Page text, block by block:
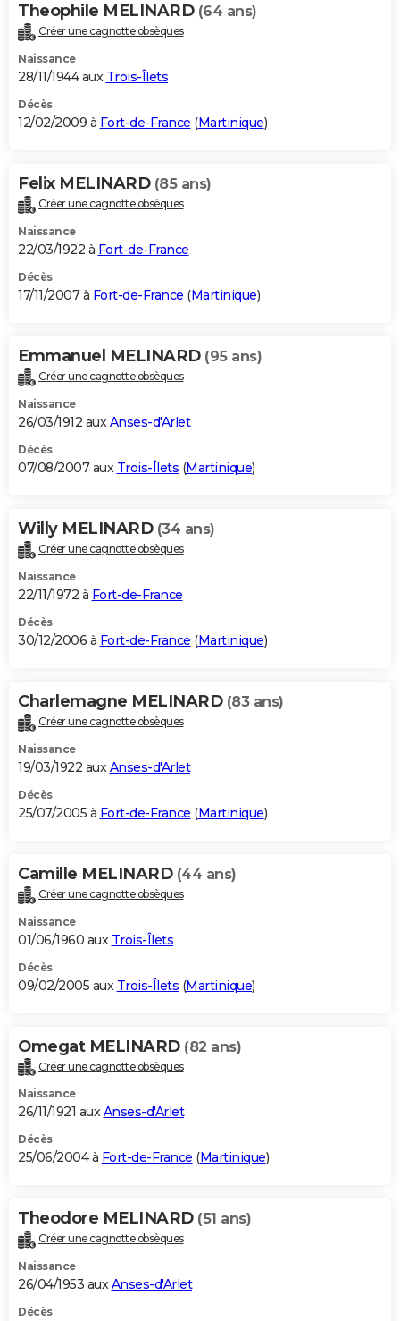
Theophile MELINARD (64 ans)
Créer une cagnotte obsèques
Naissance
28/11/1944 aux Trois-Îlets
Décès
12/02/2009 à Fort-de-France (Martinique)
Felix MELINARD (85 ans)
Créer une cagnotte obsèques
Naissance
22/03/1922 à Fort-de-France
Décès
17/11/2007 à Fort-de-France (Martinique)
Emmanuel MELINARD (95 ans)
Créer une cagnotte obsèques
Naissance
26/03/1912 auxAnses-d'Arlet
Décès
07/08/2007 aux Trois-Îlets (Martinique)
Willy MELINARD (34 ans)
Créer une cagnotte obsèques
Naissance
22/11/1972 à Fort-de-France
Décès
30/12/2006 à Fort-de-France (Martinique)
Charlemagne MELINARD (83 ans)
Créer une cagnotte obsèques
Naissance
19/03/1922 auxAnses-d'Arlet
Décès
25/07/2005 à Fort-de-France (Martinique)
Camille MELINARD (44 ans)
Créer une cagnotte obsèques
Naissance
01/06/1960 aux Trois-Îlets
Décès
09/02/2005 aux Trois-Îlets (Martinique)
Omegat MELINARD (82 ans)
Créer une cagnotte obsèques
Naissance
26/11/1921 auxAnses-d'Arlet
Décès
25/06/2004 à Fort-de-France (Martinique)
Theodore MELINARD (51 ans)
Créer une cagnotte obsèques
Naissance
26/04/1953 auxAnses-d'Arlet
Décès